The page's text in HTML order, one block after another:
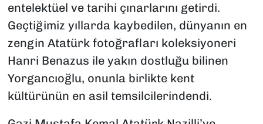
entelektüel ve tarihi çınarlarını getirdi.
Geçtiğimiz yıllarda kaybedilen, dünyanın en
zengin Atatürk fotoğrafları koleksiyoneri
Hanri Benazus ile yakın dostluğu bilinen
Yorgancıoğlu, onunla birlikte kent
kültürünün en asil temsilcilerindendi.